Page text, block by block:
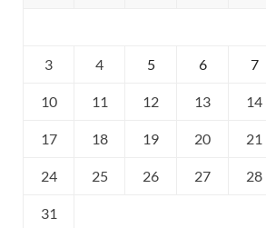
3 4 5 6 7
10 11 12 13 14
17 18 19 20 21
24 25 26 27 28
31